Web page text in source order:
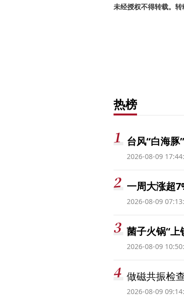
未经授权不得转载。
热榜
台风“白海
2026-08-09
一周大涨超
2026-08-09
菌子火锅“
2026-08-09
做磁共振检
2026-08-09